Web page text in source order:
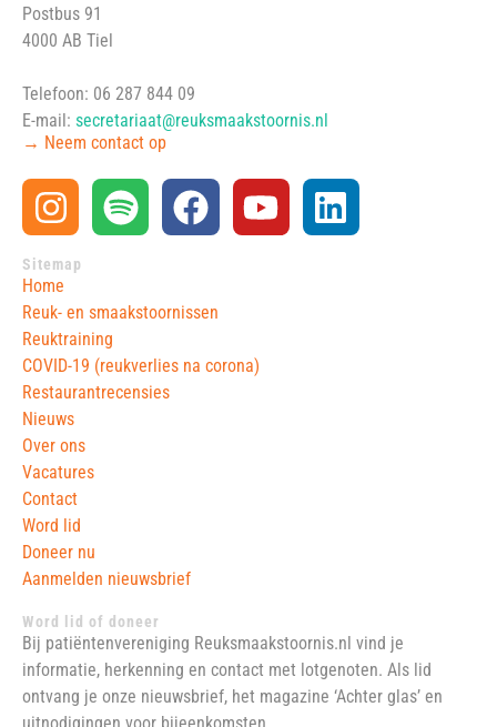
Postbus 91
4000 AB Tiel
Telefoon: 06 287 844 09
E-mail: secretariaat@reuksmaakstoornis.nl
→ Neem contact op
Sitemap
Home
Reuk- en smaakstoornissen
Reuktraining
COVID-19 (reukverlies na corona)
Restaurantrecensies
Nieuws
Over ons
Vacatures
Contact
Word lid
Doneer nu
Aanmelden nieuwsbrief
Word lid of doneer
Bij patiëntenvereniging Reuksmaakstoornis.nl vind je
informatie, herkenning en contact met lotgenoten. Als lid
ontvang je onze nieuwsbrief, het magazine ‘Achter glas’ en